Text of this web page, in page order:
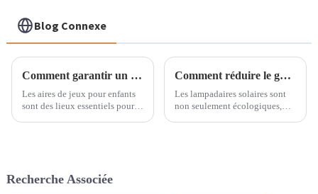
Blog Connexe
Comment garantir un éclairage sûr dans les aires de jeux pour enfants ?
Les aires de jeux pour enfants
sont des lieux essentiels pour
l'expérience de jeu globale.
Comment réduire le gaspillage d’énergie dans les lampadaires solaires ?
Les lampadaires solaires sont
non seulement écologiques,
Recherche Associée